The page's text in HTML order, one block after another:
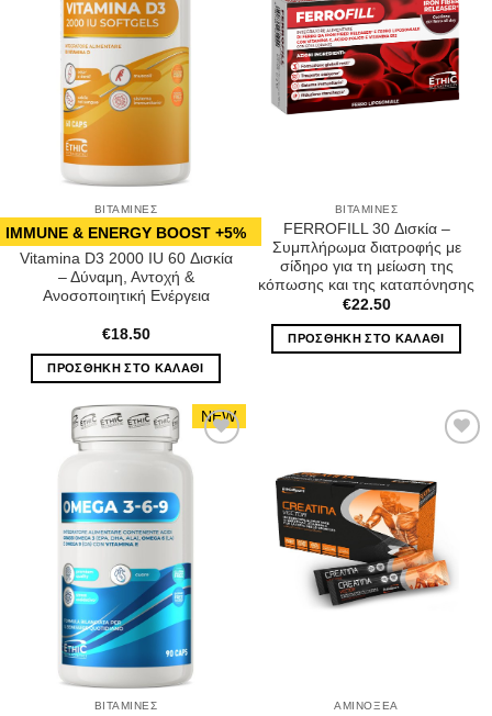
ΒΙΤΑΜΊΝΕΣ
IMMUNE & ENERGY BOOST +5%
Vitamina D3 2000 IU 60 Δισκία
– Δύναμη, Αντοχή &
Ανοσοποιητική Ενέργεια
€18.50
ΠΡΟΣΘΉΚΗ ΣΤΟ ΚΑΛΆΘΙ
ΒΙΤΑΜΊΝΕΣ
FERROFILL 30 Δισκία –
Συμπλήρωμα διατροφής με
σίδηρο για τη μείωση της
κόπωσης και της καταπόνησης
€22.50
ΠΡΟΣΘΉΚΗ ΣΤΟ ΚΑΛΆΘΙ
NEW
ΒΙΤΑΜΊΝΕΣ ΑΜΙΝΟΞΈΑ